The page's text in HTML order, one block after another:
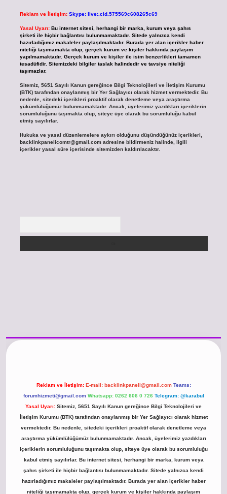
Reklam ve İletişim: Skype: live:.cid.575569c608265c69
Yasal Uyarı: Bu internet sitesi, herhangi bir marka, kurum veya şahıs
şirketi ile hiçbir bağlantısı bulunmamaktadır. Sitede yalnızca kendi
hazırladığımız makaleler paylaşılmaktadır. Burada yer alan içerikler haber
niteliği taşımamakta olup, gerçek kurum ve kişiler hakkında paylaşım
yapılmamaktadır. Gerçek kurum ve kişiler ile isim benzerlikleri tamamen
tesadüfidir. Sitemizdeki bilgiler taslak halindedir ve tavsiye niteliği
taşımazlar.
Sitemiz, 5651 Sayılı Kanun gereğince Bilgi Teknolojileri ve İletişim Kurumu
(BTK) tarafından onaylanmış bir Yer Sağlayıcı olarak hizmet vermektedir. Bu
nedenle, sitedeki içerikleri proaktif olarak denetleme veya araştırma
yükümlülüğümüz bulunmamaktadır. Ancak, üyelerimiz yazdıkları içeriklerin
sorumluluğunu taşımakta olup, siteye üye olarak bu sorumluluğu kabul
etmiş sayılırlar.
Hukuka ve yasal düzenlemelere aykırı olduğunu düşündüğünüz içerikleri,
backlinkpanelicomtr@gmail.comadresine bildirmeniz halinde, ilgili
içerikler yasal süre içerisinde sitemizden kaldırılacaktır.
Reklam ve İletişim: E-mail: backlinkpaneli@gmail.com Teams:
forumhizmeti@gmail.com Whatsapp: 0262 606 0 726 Telegram: @karabul
Yasal Uyarı: Sitemiz, 5651 Sayılı Kanun gereğince Bilgi Teknolojileri ve
İletişim Kurumu (BTK) tarafından onaylanmış bir Yer Sağlayıcı olarak hizmet
vermektedir. Bu nedenle, sitedeki içerikleri proaktif olarak denetleme veya
araştırma yükümlülüğümüz bulunmamaktadır. Ancak, üyelerimiz yazdıkları
içeriklerin sorumluluğunu taşımakta olup, siteye üye olarak bu sorumluluğu
kabul etmiş sayılırlar. Bu internet sitesi, herhangi bir marka, kurum veya
şahıs şirketi ile hiçbir bağlantısı bulunmamaktadır. Sitede yalnızca kendi
hazırladığımız makaleler paylaşılmaktadır. Burada yer alan içerikler haber
niteliği taşımamakta olup, gerçek kurum ve kişiler hakkında paylaşım